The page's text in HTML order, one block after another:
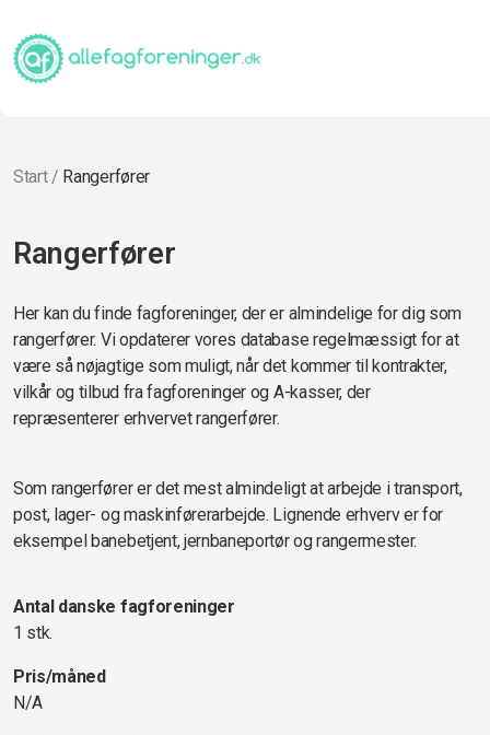
Start/ Rangerfører
Rangerfører
Her kan du finde fagforeninger, der er almindelige for dig som
rangerfører. Vi opdaterer vores database regelmæssigt for at
være så nøjagtige som muligt, når det kommer til kontrakter,
vilkår og tilbud fra fagforeninger og A-kasser, der
repræsenterer erhvervet rangerfører.
Som rangerfører er det mest almindeligt at arbejde i transport,
post, lager- og maskinførerarbejde. Lignende erhverv er for
eksempel banebetjent, jernbaneportør og rangermester.
Antal danske fagforeninger
1 stk.
Pris/måned
N/A